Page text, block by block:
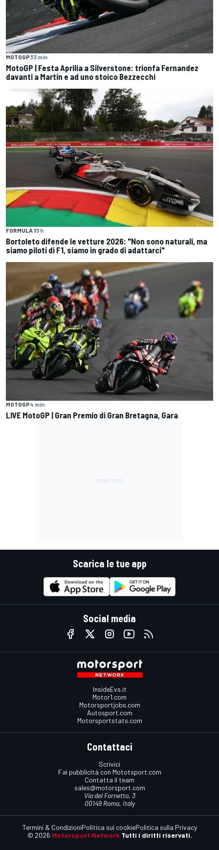
MOTOGP33 min
MotoGP | Festa Aprilia a Silverstone: trionfa Fernandez
davanti a Martin e ad uno stoico Bezzecchi
FORMULA 13 h
Bortoleto difende le vetture 2026: "Non sono naturali, ma
siamo piloti di F1, siamo in grado di adattarci"
MOTOGP4 min
LIVE MotoGP | Gran Premio di Gran Bretagna, Gara
Scarica le tue app
Social media
InsideEvs.it
Motor1.com
Motorsportjobs.com
Autosport.com
Motorsportstats.com
Contattaci
Scrivici
Fai pubblicità con Mototsport.com
Contatta il team
sales@motorsport.com
Via del Fornetto, 3
00149 Roma, Italy
© 2026 Motorsport Network Tutti i diritti riservati.
Termini & CondizioniPolitica sui cookiePolitica sulla Privacy